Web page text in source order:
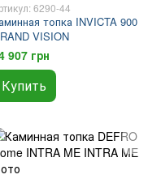
6290-44
топка INVICTA 900
VISION
907 грн
Купить